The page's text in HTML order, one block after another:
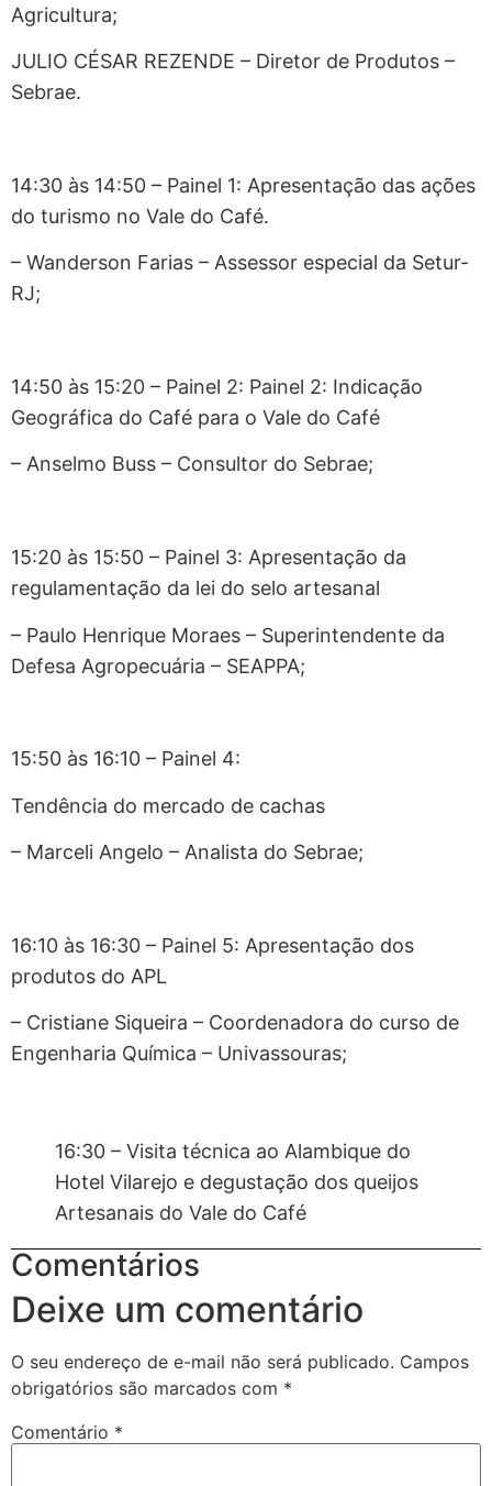
Agricultura;
JULIO CÉSAR REZENDE – Diretor de Produtos –
Sebrae.
14:30 às 14:50 – Painel 1: Apresentação das ações
do turismo no Vale do Café.
– Wanderson Farias – Assessor especial da Setur-
RJ;
14:50 às 15:20 – Painel 2: Painel 2: Indicação
Geográfica do Café para o Vale do Café
– Anselmo Buss – Consultor do Sebrae;
15:20 às 15:50 – Painel 3: Apresentação da
regulamentação da lei do selo artesanal
– Paulo Henrique Moraes – Superintendente da
Defesa Agropecuária – SEAPPA;
​15:50 às 16:10 – Painel 4:
Tendência do mercado de cachas
– Marceli Angelo – Analista do Sebrae;
16:10 às 16:30 – Painel 5: Apresentação dos
produtos do APL
– Cristiane Siqueira – Coordenadora do curso de
Engenharia Química – Univassouras;
16:30 – Visita técnica ao Alambique do
Hotel Vilarejo e degustação dos queijos
Artesanais do Vale do Café
Comentários
Deixe um comentário
O seu endereço de e-mail não será publicado. Campos
obrigatórios são marcados com *
Comentário *